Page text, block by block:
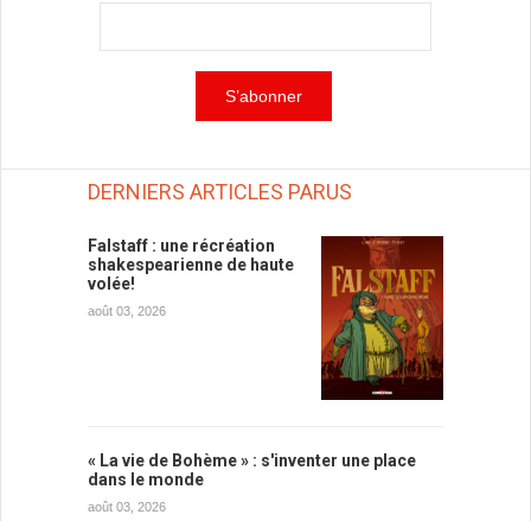
DERNIERS ARTICLES PARUS
Falstaff : une récréation
shakespearienne de haute
volée!
août 03, 2026
« La vie de Bohème » : s'inventer une place
dans le monde
août 03, 2026